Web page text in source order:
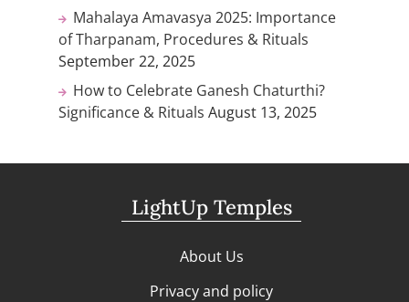
Mahalaya Amavasya 2025: Importance
of Tharpanam, Procedures & Rituals
September 22, 2025
How to Celebrate Ganesh Chaturthi?
Significance & Rituals August 13, 2025
LightUp Temples
About Us
Privacy and policy